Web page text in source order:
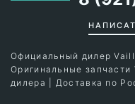
Официальный дилер
Оригинальные запчасти
дилера | Доставка по